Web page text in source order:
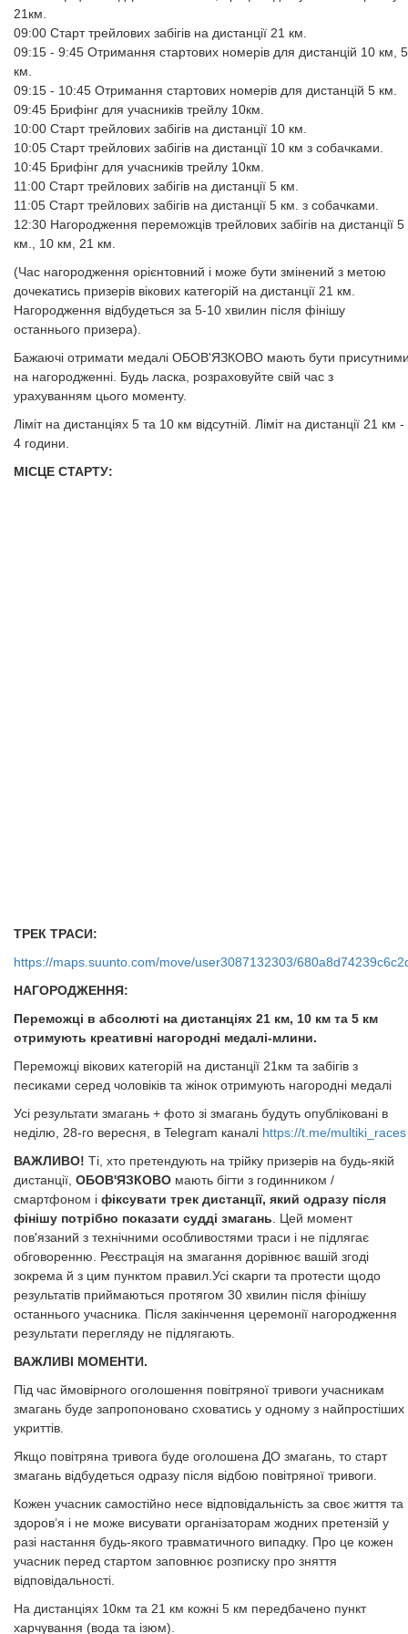
21км.
09:00 Старт трейлових забігів на дистанції 21 км.
09:15 - 9:45 Отримання стартових номерів для дистанцій 10 км, 5
км.
09:15 - 10:45 Отримання стартових номерів для дистанцій 5 км.
09:45 Брифінг для учасників трейлу 10км.
10:00 Старт трейлових забігів на дистанції 10 км.
10:05 Старт трейлових забігів на дистанції 10 км з собачками.
10:45 Брифінг для учасників трейлу 10км.
11:00 Старт трейлових забігів на дистанції 5 км.
11:05 Старт трейлових забігів на дистанції 5 км. з собачками.
12:30 Нагородження переможців трейлових забігів на дистанції 5
км., 10 км, 21 км.
(Час нагородження орієнтовний і може бути змінений з метою
дочекатись призерів вікових категорій на дистанції 21 км.
Нагородження відбудеться за 5-10 хвилин після фінішу
останнього призера).
Бажаючі отримати медалі ОБОВ'ЯЗКОВО мають бути
на нагородженні. Будь ласка, розраховуйте свій час з
урахуванням цього моменту.
​​​​​​​Ліміт на дистанціях 5 та 10 км відсутній. Ліміт на дистанції 21 км -
4 години.
МІСЦЕ СТАРТУ:
ТРЕК ТРАСИ:
https://maps.suunto.com/move/user3087132303/
НАГОРОДЖЕННЯ:
Переможці в абсолюті на дистанціях 21 км, 10 км та 5 км
отримують креативні нагородні медалі-млини.
Переможці вікових категорій на дистанції 21км та забігів з
песиками серед чоловіків та жінок отримують нагородні медалі
Усі результати змагань + фото зі змагань будуть опубліковані в
неділю, 28-го вересня, в Telegram каналі https://t.me/multiki_races
ВАЖЛИВО! Ті, хто претендують на трійку призерів на будь-якій
дистанції, ОБОВ'ЯЗКОВО мають бігти з годинником /
смартфоном і фіксувати трек дистанції, який одразу після
фінішу потрібно показати судді змагань . Цей момент
пов'язаний з технічними особливостями траси і не підлягає
обговоренню. Реєстрація на змагання дорівнює вашій згоді
зокрема й з цим пунктом правил.Усі скарги та протести щодо
результатів приймаються протягом 30 хвилин після фінішу
останнього учасника. Після закінчення церемонії нагородження
результати перегляду не підлягають.
ВАЖЛИВІ МОМЕНТИ.
Під час ймовірного оголошення повітряної тривоги учасникам
змагань буде запропоновано сховатись у одному з найпростіших
укриттів.
Якщо повітряна тривога буде оголошена ДО змагань, то старт
змагань відбудеться одразу після відбою повітряної тривоги.
Кожен учасник самостійно несе відповідальність за своє життя та
здоров’я і не може висувати організаторам жодних претензій у
разі настання будь-якого травматичного випадку. Про це кожен
учасник перед стартом заповнює розписку про зняття
відповідальності.
На дистанціях 10км та 21 км кожні 5 км передбачено пункт
харчування (вода та ізюм).​​​​​​​